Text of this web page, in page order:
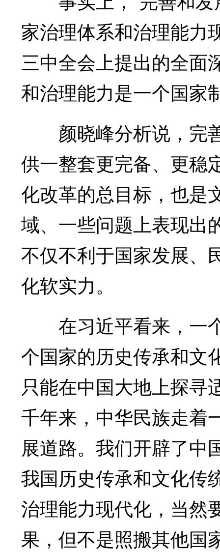
家治理体系和治理能力
三中全会上提出的全面
和治理能力是一个国家
颜晓峰分析说，完
供一整套更完备、更稳
化改革的总目标，也是
域、一些问题上表现出
不仅不利于国家发展、
化软实力。
在习近平看来，一
个国家的历史传承和文
只能在中国大地上探寻
千年来，中华民族走着
展道路。我们开辟了中
我国历史传承和文化传
治理能力现代化，当然
果，但不是照搬其他国